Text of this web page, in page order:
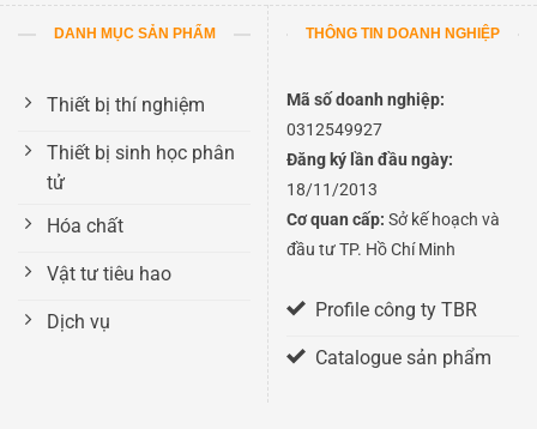
DANH MỤC SẢN PHẨM
Thiết bị thí nghiệm
Thiết bị sinh học phân
tử
Hóa chất
Vật tư tiêu hao
Dịch vụ
THÔNG TIN DOANH NGHIỆP
Mã số doanh nghiệp:
0312549927
Đăng ký lần đầu ngày:
18/11/2013
Cơ quan cấp: Sở kế hoạch và
đầu tư TP. Hồ Chí Minh
Profile công ty TBR
Catalogue sản phẩm